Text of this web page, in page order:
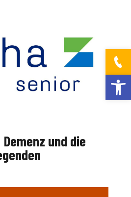
und die